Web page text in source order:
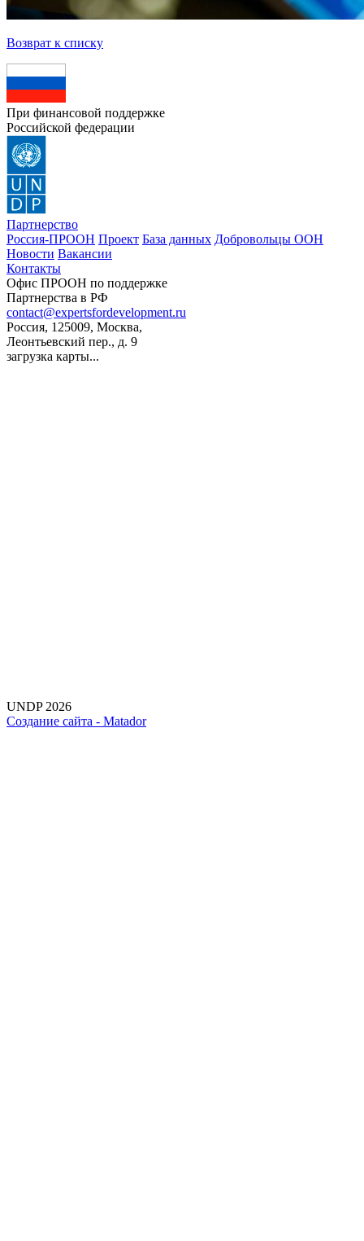
Возврат к списку
При финансовой поддержке
Российской федерации
Партнерство
Россия-ПРООН Проект База данных Добровольцы ООН
Новости Вакансии
Контакты
Офис ПРООН по поддержке
Партнерства в РФ
contact@expertsfordevelopment.ru
Россия, 125009, Москва,
Леонтьевский пер., д. 9
загрузка карты...
UNDP 2026
Создание сайта - Matador